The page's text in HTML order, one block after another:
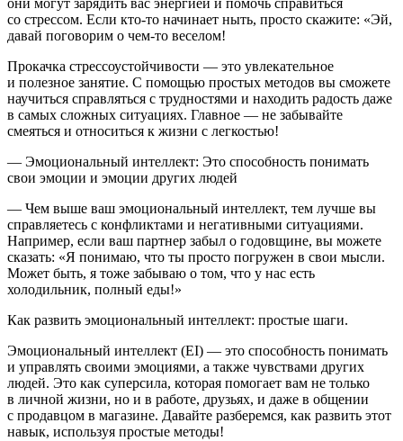
они могут зарядить вас энергией и помочь справиться
со стрессом. Если кто-то начинает ныть, просто скажите: «Эй,
давай поговорим о чем-то веселом!
Прокачка стрессоустойчивости — это увлекательное
и полезное занятие. С помощью простых методов вы сможете
научиться справляться с трудностями и находить радость даже
в самых сложных ситуациях. Главное — не забывайте
смеяться и относиться к жизни с легкостью!
— Эмоциональный интеллект: Это способность понимать
свои эмоции и эмоции других людей
— Чем выше ваш эмоциональный интеллект, тем лучше вы
справляетесь с конфликтами и негативными ситуациями.
Например, если ваш партнер забыл о годовщине, вы можете
сказать: «Я понимаю, что ты просто погружен в свои мысли.
Может быть, я тоже забываю о том, что у нас есть
холодильник, полный еды!»
Как развить эмоциональный интеллект: простые шаги.
Эмоциональный интеллект (EI) — это способность понимать
и управлять своими эмоциями, а также чувствами других
людей. Это как суперсила, которая помогает вам не только
в личной жизни, но и в работе, друзьях, и даже в общении
с продавцом в магазине. Давайте разберемся, как развить этот
навык, используя простые методы!